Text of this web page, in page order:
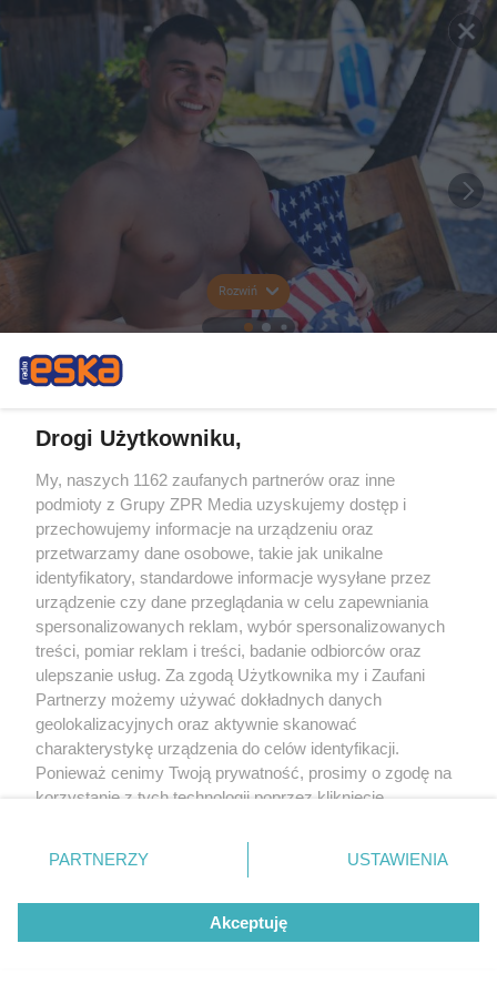
Rozwiń
Drogi Użytkowniku,
My, naszych 1162 zaufanych partnerów oraz inne
podmioty z Grupy ZPR Media uzyskujemy dostęp i
przechowujemy informacje na urządzeniu oraz
przetwarzamy dane osobowe, takie jak unikalne
identyfikatory, standardowe informacje wysyłane przez
urządzenie czy dane przeglądania w celu zapewniania
spersonalizowanych reklam, wybór spersonalizowanych
treści, pomiar reklam i treści, badanie odbiorców oraz
ulepszanie usług. Za zgodą Użytkownika my i Zaufani
Partnerzy możemy używać dokładnych danych
geolokalizacyjnych oraz aktywnie skanować
charakterystykę urządzenia do celów identyfikacji.
Ponieważ cenimy Twoją prywatność, prosimy o zgodę na
korzystanie z tych technologii poprzez kliknięcie
zmienić/wycofać klikając przycisk ustawień prywatności
znajdujący się w lewym dolnym rogu strony
rodzaje przetwarzania danych nie wymagają zgody
użytkownika, ale masz prawo sprzeciwić się takiemu
przetwarzaniu. Preferencje będą miały zastosowanie tylko
PARTNERZY USTAWIENIA
Akceptuję